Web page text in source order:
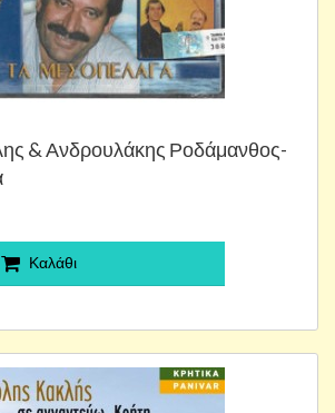
& Ανδρουλάκης Ροδάμανθος-
Καλάθι